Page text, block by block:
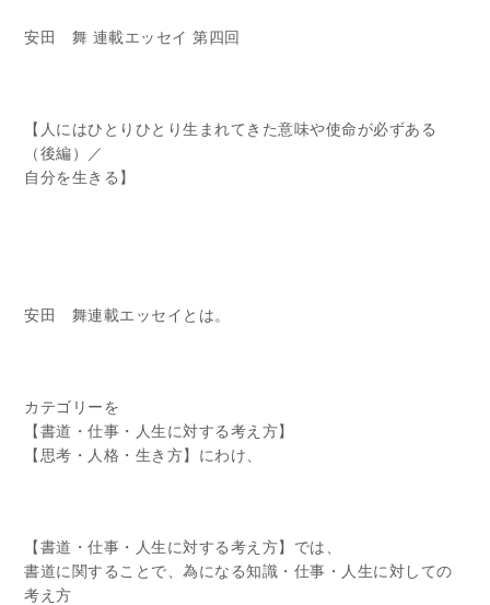
安田 舞 連載エッセイ 第四回
【人にはひとりひとり生まれてきた意味や使命が必ずある
（後編）／
自分を生きる】
安田 舞連載エッセイとは。
カテゴリーを
【書道・仕事・人生に対する考え方】
【思考・人格・生き方】にわけ、
【書道・仕事・人生に対する考え方】では、
書道に関することで、為になる知識・仕事・人生に対しての
考え方